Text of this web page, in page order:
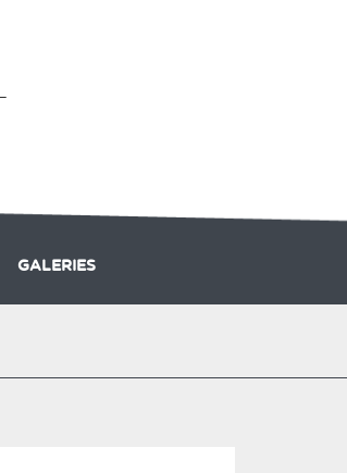
GALERIES